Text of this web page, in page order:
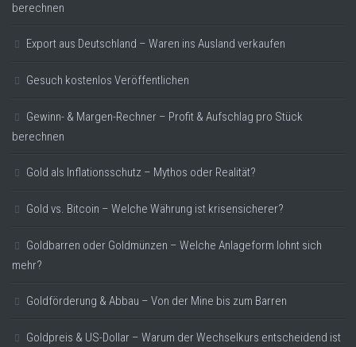
berechnen
Export aus Deutschland – Waren ins Ausland verkaufen
Gesuch kostenlos Veröffentlichen
Gewinn- & Margen-Rechner – Profit & Aufschlag pro Stück
berechnen
Gold als Inflationsschutz – Mythos oder Realität?
Gold vs. Bitcoin – Welche Währung ist krisensicherer?
Goldbarren oder Goldmünzen – Welche Anlageform lohnt sich
mehr?
Goldförderung & Abbau – Von der Mine bis zum Barren
Goldpreis & US-Dollar – Warum der Wechselkurs entscheidend ist